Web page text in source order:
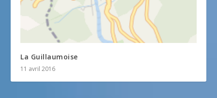
La Guillaumoise
11 avril 2016